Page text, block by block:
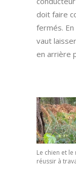
doit faire
fermés. En
vaut
en arrière
Le chien et
réussir à